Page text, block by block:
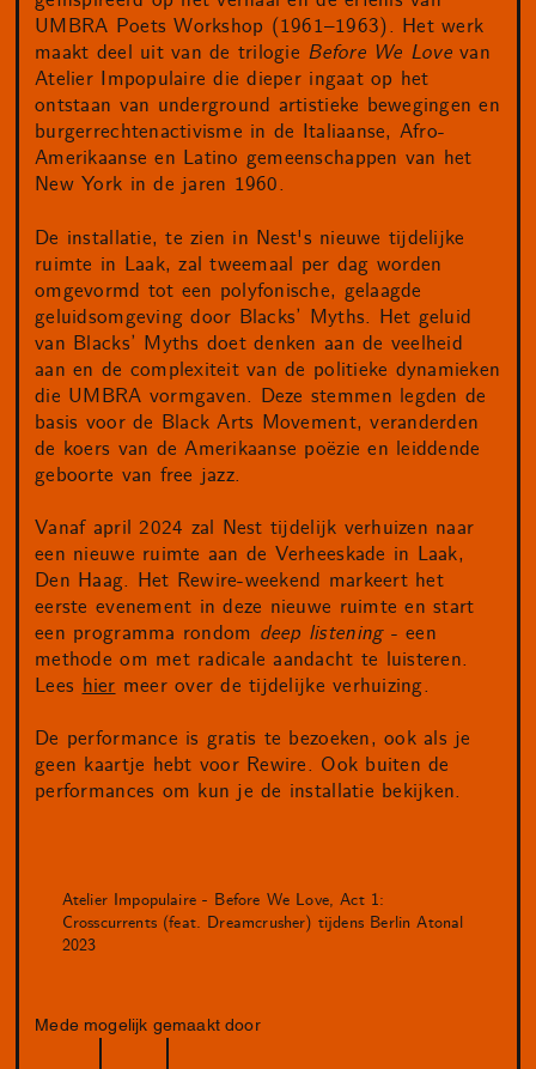
UMBRA Poets Workshop (1961–1963). Het werk
maakt deel uit van de trilogie Before We Lovevan
Atelier Impopulaire die dieper ingaat op het
ontstaan van underground artistieke bewegingen en
burgerrechtenactivisme in de Italiaanse, Afro-
Amerikaanse en Latino gemeenschappen van het
New York in de jaren 1960.
De installatie, te zien in Nest's nieuwe tijdelijke
ruimte in Laak, zal tweemaal per dag worden
omgevormd tot een polyfonische, gelaagde
geluidsomgeving door Blacks’ Myths. Het geluid
van Blacks’ Myths doet denken aan de veelheid
aan en de complexiteit van de politieke dynamieken
die UMBRA vormgaven. Deze stemmen legden de
basis voor de Black Arts Movement, veranderden
de koers van de Amerikaanse poëzie en leiddende
geboorte van free jazz.
Vanaf april 2024 zal Nest tijdelijk verhuizen naar
een nieuwe ruimte aan de Verheeskade in Laak,
Den Haag. Het Rewire-weekend markeert het
eerste evenement in deze nieuwe ruimte en start
een programma rondom deep listening- een
methode om met radicale aandacht te luisteren.
Lees hier meer over de tijdelijke verhuizing.
De performance is gratis te bezoeken, ook als je
geen kaartje hebt voor Rewire. Ook buiten de
performances om kun je de installatie bekijken.
Atelier Impopulaire - Before We Love, Act 1:
Crosscurrents (feat. Dreamcrusher) tijdens Berlin Atonal
2023
Mede mogelijk gemaakt door